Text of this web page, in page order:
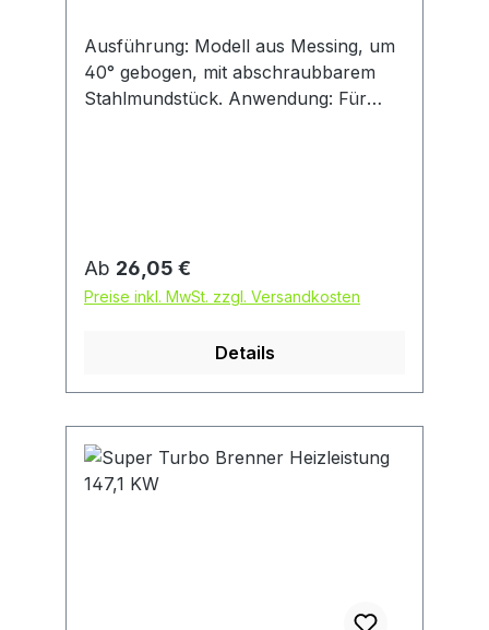
Ausführung: Modell aus Messing, um
40° gebogen, mit abschraubbarem
Stahlmundstück. Anwendung: Für
Regulärer Preis:
Ab 26,05 €
Preise inkl. MwSt. zzgl. Versandkosten
Details